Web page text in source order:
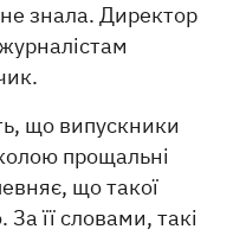
знала. Директор
що випускники
прощальні
що такої
За її словами, такі